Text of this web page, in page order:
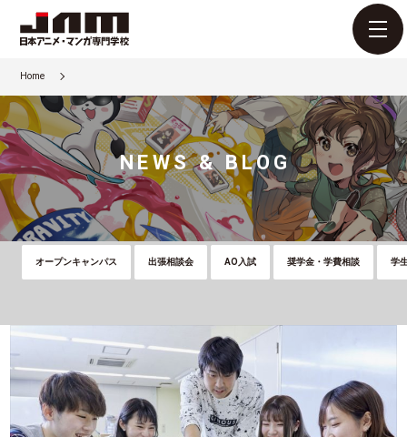
Home
NEWS & BLOG
オープンキャンパス 出張相談会 AO入試 奨学金・学費相談 学